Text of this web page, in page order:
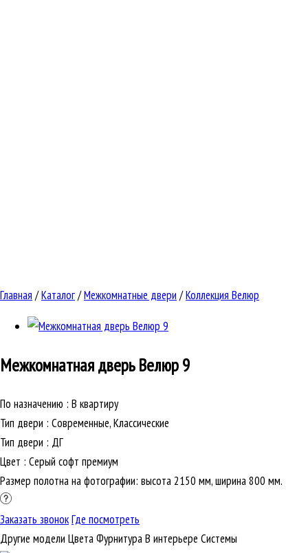
Главная /Каталог/Межкомнатные двери /Коллекция Велюр
Межкомнатная дверь Велюр 9
По назначению : В квартиру
Тип двери : Современные, Классические
Тип двери : ДГ
Цвет : Серый софт премиум
Размер полотна на фотографии: высота 2150 мм, ширина 800 мм.
Заказать звонокГде посмотреть
Другие модели ЦветаФурнитураВ интерьере Cистемы